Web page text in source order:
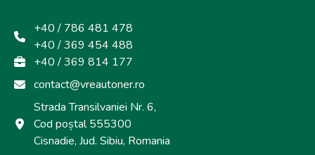
+40 / 786 481 478
+40 / 369 454 488
+40 / 369 814 177
contact@vreautoner.ro
Strada Transilvaniei Nr. 6,
Cod poștal 555300
Cisnadie, Jud. Sibiu, Romania